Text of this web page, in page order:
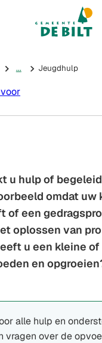
Mijn De Bilt
(Verwijst
... Jeugdhulp
u hulp of
omdat uw
of een
oplossen van
u een kleine
en
alle hulp en
vragen over de